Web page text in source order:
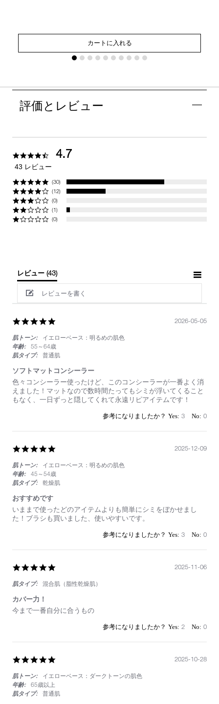
カートに入れる
評価とレビュー
4.74.7
43 レビュー
(30)
(12)
(0)
(1)
(0)
レビュー (43)
レビューを書く
rating
肌トーン:
イエローベース：明るめの肌色
年齢:
55～64歳
肌タイプ:
普通肌
ソフトマットコンシーラー
Review
by
on
review
stating
ソ
ッ
コ
シ
ー
ラ
色々コンシーラー使ったけど、このコンシーラーが一番よく消
えました！マットなので数時間たってもシミが浮いてくること
もなく、一日ずっと隠してくれて永遠リピアイテムです！
2026-05-05
3 0
rating
肌トーン:
イエローベース：明るめの肌色
年齢:
45～54歳
肌タイプ:
乾燥肌
おすすめです
Review
by
2025
review
stating
め
す
いままで使ったどのアイテムよりも簡単にシミをぼかせまし
た！ブラシも買いました、使いやすいです。
2025-12-09
3 0
rating
肌タイプ:
混合肌（脂性乾燥肌）
カバー力！
Review
Nov
review
ー
今まで一番自分に合うもの
2025-11-06
2 0
rating
肌トーン:
イエローベース：ダークトーンの肌色
年齢:
65歳以上
肌タイプ:
普通肌
2025-10-28